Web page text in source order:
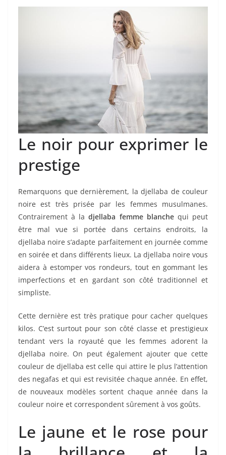
Le noir pour exprimer le
prestige
Remarquons que dernièrement, la djellaba de couleur
noire est très prisée par les femmes musulmanes.
Contrairement à ladjellaba femme blanche qui peut
être mal vue si portée dans certains endroits, la
djellaba noire s’adapte parfaitement en journée comme
en soirée et dans différents lieux. La djellaba noire vous
aidera à estomper vos rondeurs, tout en gommant les
imperfections et en gardant son côté traditionnel et
simpliste.
Cette dernière est très pratique pour cacher quelques
kilos. C’est surtout pour son côté classe et prestigieux
tendant vers la royauté que les femmes adorent la
djellaba noire. On peut également ajouter que cette
couleur de djellaba est celle qui attire le plus l’attention
des negafas et qui est revisitée chaque année. En effet,
de nouveaux modèles sortent chaque année dans la
couleur noire et correspondent sûrement à vos goûts.
Le jaune et le rose pour